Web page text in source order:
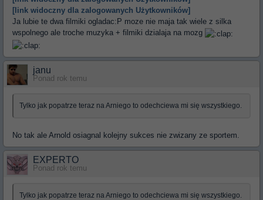
[link widoczny dla zalogowanych Użytkowników]
Ja lubie te dwa filmiki ogladac:P moze nie maja tak wiele z silka
wspolnego ale troche muzyka + filmiki dzialaja na mozg
janu
Ponad rok temu
Tylko jak popatrze teraz na Arniego to odechciewa mi się wszystkiego.
No tak ale Arnold osiagnal kolejny sukces nie zwizany ze sportem.
EXPERTO
Ponad rok temu
Tylko jak popatrze teraz na Arniego to odechciewa mi się wszystkiego.